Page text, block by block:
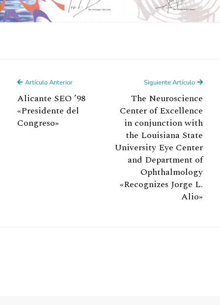
Artículo Anterior
Alicante SEO ’98
«Presidente del
Congreso»
Siguiente Artículo
The Neuroscience
Center of Excellence
in conjunction with
the Louisiana State
University Eye Center
and Department of
Ophthalmology
«Recognizes Jorge L.
Alio»